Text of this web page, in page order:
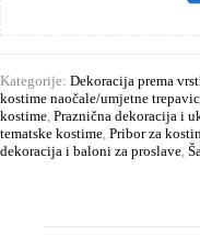
Kategorije: Dekoracija prema
kostime naočale/umjetne
kostime, Praznična dekoracija i
tematske kostime, Pribor za
dekoracija i baloni za proslave,